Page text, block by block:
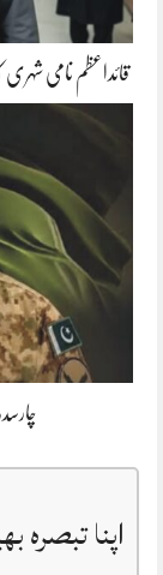
قائداعظم نامی شہری
اپنا تبصرہ